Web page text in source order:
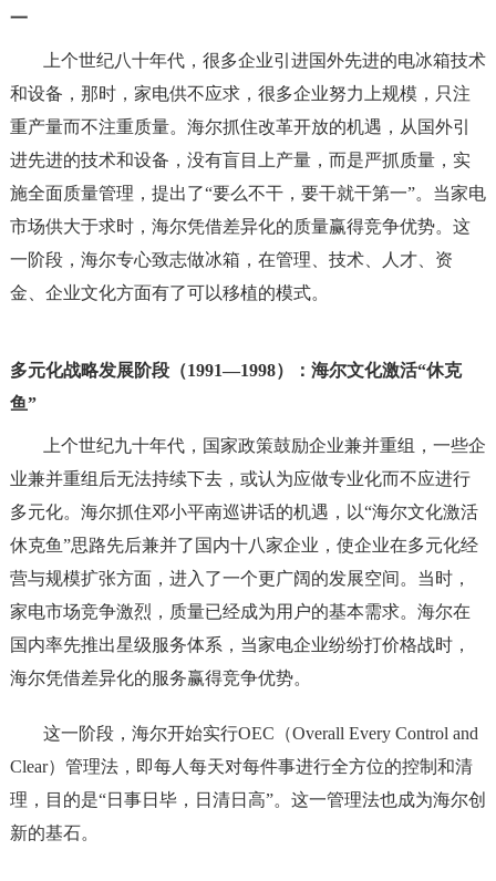
一
上个世纪八十年代，很多企业引进国外先进的电冰箱技术
和设备，那时，家电供不应求，很多企业努力上规模，只注
重产量而不注重质量。海尔抓住改革开放的机遇，从国外引
进先进的技术和设备，没有盲目上产量，而是严抓质量，实
施全面质量管理，提出了“要么不干，要干就干第一”。当家电
市场供大于求时，海尔凭借差异化的质量赢得竞争优势。这
一阶段，海尔专心致志做冰箱，在管理、技术、人才、资
金、企业文化方面有了可以移植的模式。
多元化战略发展阶段（1991—1998）：海尔文化激活“休克
鱼”
上个世纪九十年代，国家政策鼓励企业兼并重组，一些企
业兼并重组后无法持续下去，或认为应做专业化而不应进行
多元化。海尔抓住邓小平南巡讲话的机遇，以“海尔文化激活
休克鱼”思路先后兼并了国内十八家企业，使企业在多元化经
营与规模扩张方面，进入了一个更广阔的发展空间。当时，
家电市场竞争激烈，质量已经成为用户的基本需求。海尔在
国内率先推出星级服务体系，当家电企业纷纷打价格战时，
海尔凭借差异化的服务赢得竞争优势。
这一阶段，海尔开始实行OEC（Overall Every Control and
Clear）管理法，即每人每天对每件事进行全方位的控制和清
理，目的是“日事日毕，日清日高”。这一管理法也成为海尔创
新的基石。